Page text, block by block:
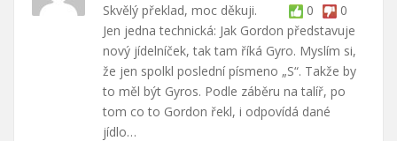
0 0
Skvělý překlad, moc děkuji.
Jen jedna technická: Jak Gordon představuje
nový jídelníček, tak tam říká Gyro. Myslím si,
že jen spolkl poslední písmeno „S“. Takže by
to měl být Gyros. Podle záběru na talíř, po
tom co to Gordon řekl, i odpovídá dané
jídlo…